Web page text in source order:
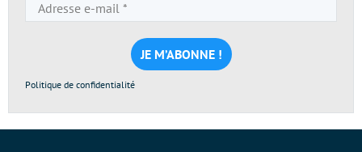
e-
mail
*
Politique de confidentialité